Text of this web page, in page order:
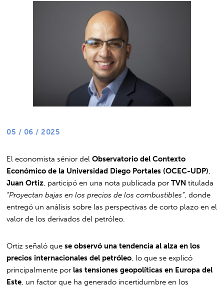
05 / 06 / 2025
El economista sénior delObservatorio del Contexto
Económico de la Universidad Diego Portales (OCEC-UDP)
Juan Ortiz , participó en una nota publicada porTVN titulada
“Proyectan bajas en los precios de los combustibles”, donde
entregó un análisis sobre las perspectivas de corto plazo en el
valor de los derivados del petróleo.
Ortiz señaló quese observó una tendencia al alza en los
precios internacionales del petróleo , lo que se explicó
principalmente por las tensiones geopolíticas en Europa del
Este , un factor que ha generado incertidumbre en los